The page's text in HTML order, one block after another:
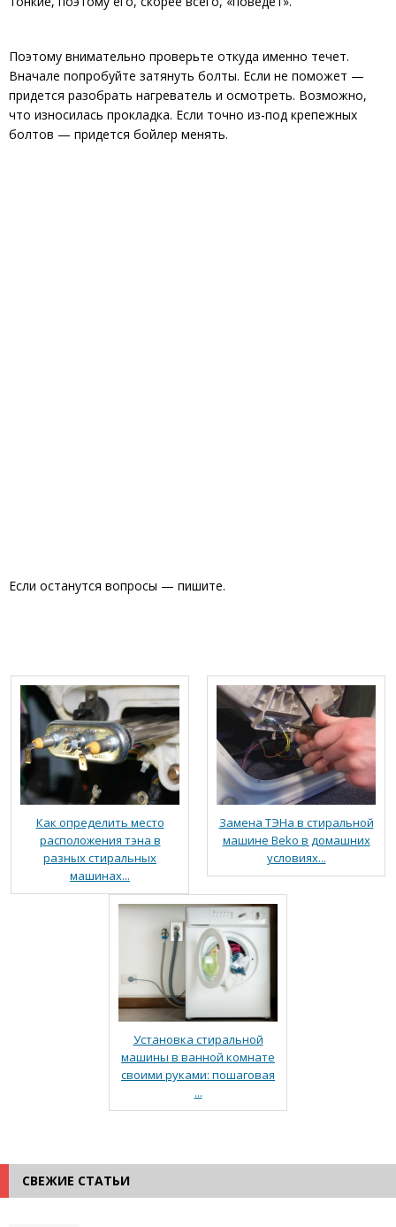
Поэтому внимательно проверьте откуда именно течет.
Вначале попробуйте затянуть болты. Если не поможет —
придется разобрать нагреватель и осмотреть. Возможно,
что износилась прокладка. Если точно из-под крепежных
болтов — придется бойлер менять.
Если останутся вопросы — пишите.
Как определить место
расположения тэна в
разных стиральных
машинах...
Замена ТЭНа в стиральной
машине Beko в домашних
условиях...
Установка стиральной
машины в ванной комнате
своими руками: пошаговая
...
СВЕЖИЕ СТАТЬИ